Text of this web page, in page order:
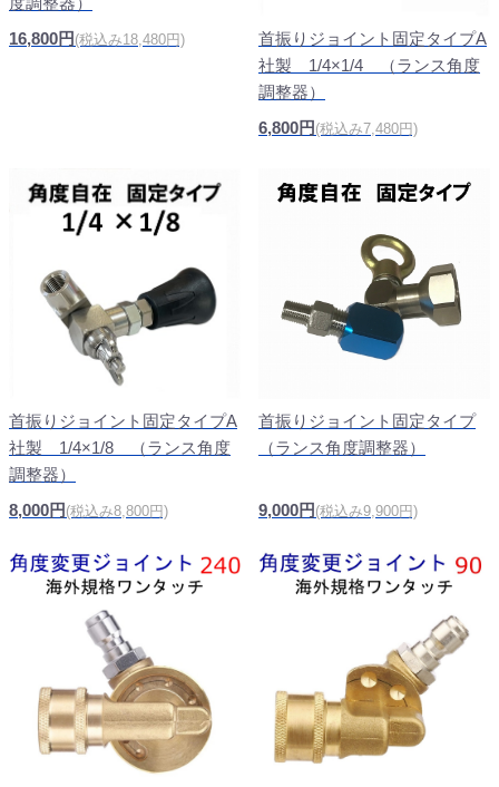
16,800円 (税込み18,480円)
首振りジョイント固定タイプA
社製 1/4×1/4 （ランス角度
調整器）
6,800円 (税込み7,480円)
首振りジョイント固定タイプA
社製 1/4×1/8 （ランス角度
調整器）
8,000円 (税込み8,800円)
首振りジョイント固定タイプ
（ランス角度調整器）
9,000円 (税込み9,900円)